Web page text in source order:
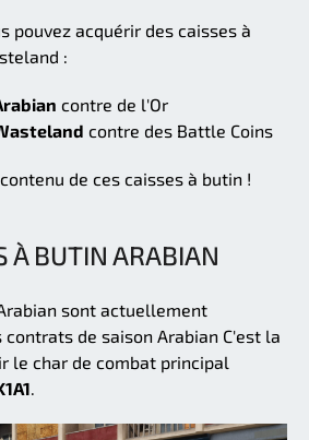
pouvez acquérir des caisses à
:
contre de l'Or
contre des Battle Coins
de ces caisses à butin !
À BUTIN ARABIAN
sont actuellement
de saison Arabian C'est la
le char de combat principal
.